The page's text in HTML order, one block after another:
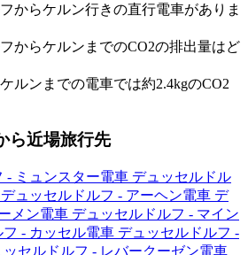
からケルン行きの直行電車がありま
からケルンまでのCO2の排出量はど
ルンまでの電車では約2.4kgのCO2
ら近場旅行先
- ミュンスター電車 デュッセルドル
ュッセルドルフ - アーヘン電車 デ
メン電車 デュッセルドルフ - マイン
- カッセル電車 デュッセルドルフ -
ッセルドルフ - レバークーゼン電車